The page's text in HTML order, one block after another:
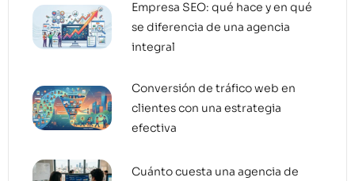
Empresa SEO: qué hace y en qué
se diferencia de una agencia
integral
Conversión de tráfico web en
clientes con una estrategia
efectiva
Cuánto cuesta una agencia de